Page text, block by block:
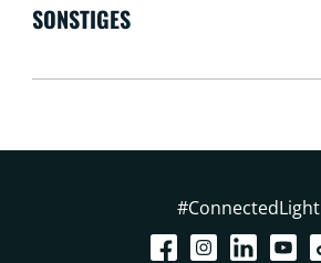
SONSTIGES
#ConnectedLight